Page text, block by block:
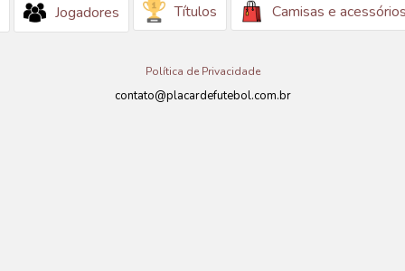
Jogadores Títulos Camisas e
Política de Privacidade
contato@placardefutebol.com.br